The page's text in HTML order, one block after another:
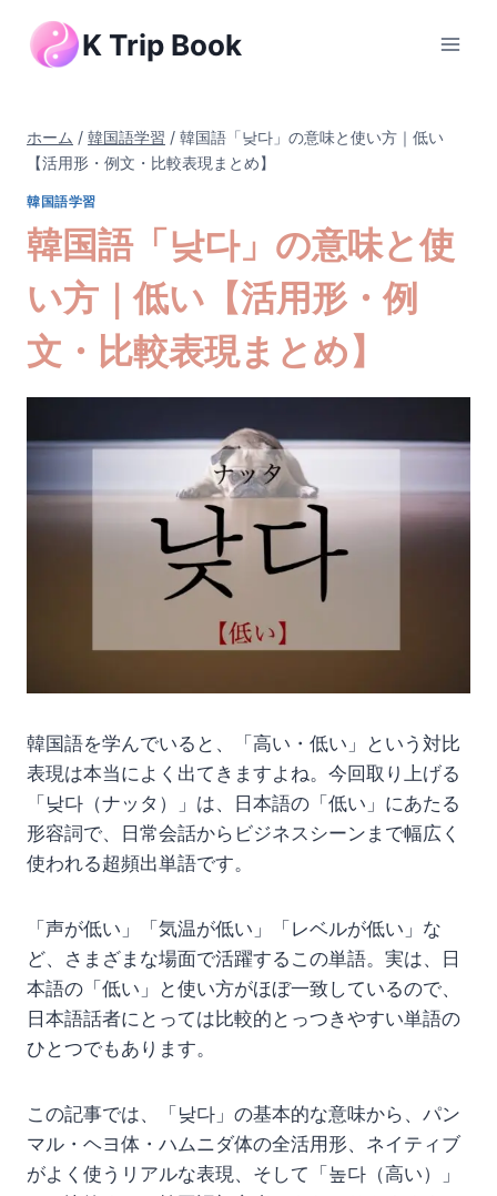
K Trip Book
ホーム / 韓国語学習 / 韓国語「낮다」の意味と使い方｜低い
【活用形・例文・比較表現まとめ】
韓国語学習
韓国語「낮다」の意味と使
い方｜低い【活用形・例
文・比較表現まとめ】
韓国語を学んでいると、「高い・低い」という対比
表現は本当によく出てきますよね。今回取り上げる
「낮다（ナッタ）」は、日本語の「低い」にあたる
形容詞で、日常会話からビジネスシーンまで幅広く
使われる超頻出単語です。
「声が低い」「気温が低い」「レベルが低い」な
ど、さまざまな場面で活躍するこの単語。実は、日
本語の「低い」と使い方がほぼ一致しているので、
日本語話者にとっては比較的とっつきやすい単語の
ひとつでもあります。
この記事では、「낮다」の基本的な意味から、パン
マル・ヘヨ体・ハムニダ体の全活用形、ネイティブ
がよく使うリアルな表現、そして「높다（高い）」